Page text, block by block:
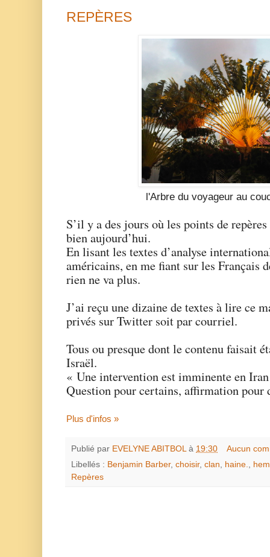
REPÈRES
l'Arbre du voyageur au
S’il y a des jours où les points de
bien aujourd’hui.
En lisant les textes d’analyse
américains, en me fiant sur les Français
rien ne va plus.
J’ai reçu une dizaine de textes à lire ce
privés sur Twitter soit par courriel.
Tous ou presque dont le contenu faisait
Israël.
« Une intervention est imminente en
Question pour certains, affirmation pour
Plus d'infos »
Publié par EVELYNE ABITBOL à 19:30
Aucun
Libellés : Benjamin Barber, choisir, clan, haine.,
Repères